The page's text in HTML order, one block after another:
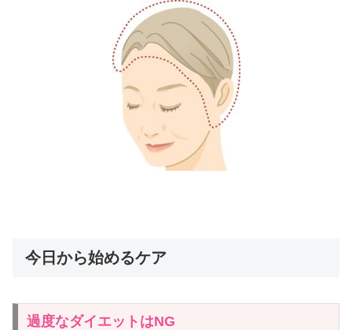
今日から始めるケア
過度なダイエットはNG